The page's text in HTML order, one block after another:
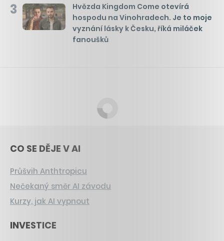
3
Hvězda Kingdom Come otevírá
hospodu na Vinohradech. Je to moje
vyznání lásky k Česku, říká miláček
fanoušků
CO SE DĚJE V AI
Průšvih Anthtropicu
Nečekaný směr AI závodu
Kurzy, jak AI vypnout
INVESTICE